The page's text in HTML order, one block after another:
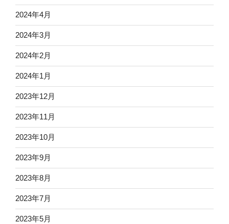
2024年4月
2024年3月
2024年2月
2024年1月
2023年12月
2023年11月
2023年10月
2023年9月
2023年8月
2023年7月
2023年5月